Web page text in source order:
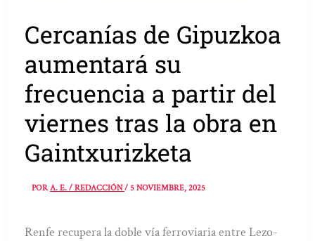
Cercanías de Gipuzkoa
aumentará su
frecuencia a partir del
viernes tras la obra en
Gaintxurizketa
PORA. E. / REDACCIÓN/5 NOVIEMBRE, 2025
Renfe recupera la doble vía ferroviaria entre Lezo-